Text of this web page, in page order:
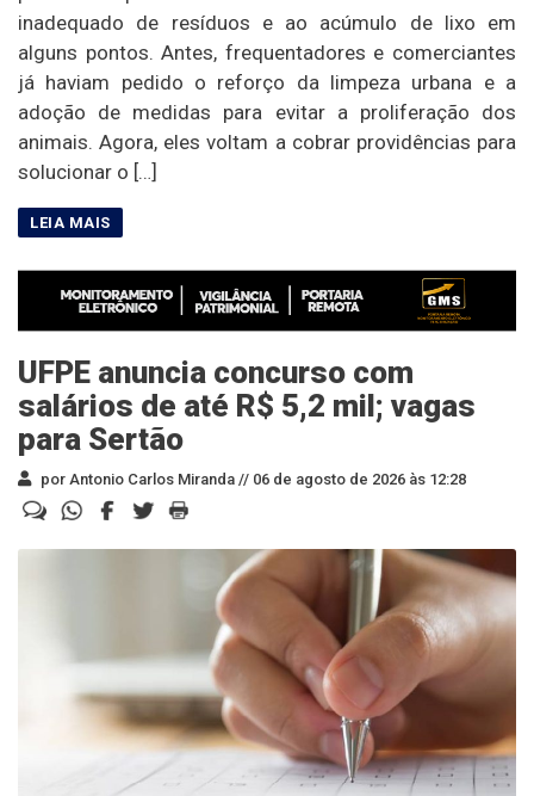
inadequado de resíduos e ao acúmulo de lixo em
alguns pontos. Antes, frequentadores e comerciantes
já haviam pedido o reforço da limpeza urbana e a
adoção de medidas para evitar a proliferação dos
animais. Agora, eles voltam a cobrar providências para
solucionar o […]
UFPE anuncia concurso com
salários de até R$ 5,2 mil; vagas
para Sertão
por Antonio Carlos Miranda // 06 de agosto de 2026 às 12:28